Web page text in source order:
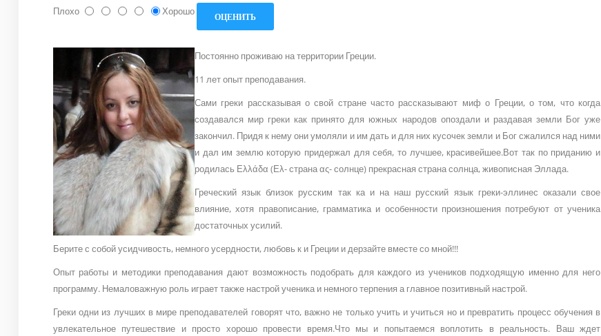
Плохо Хорошо
Постоянно проживаю на территории Греции.
11 лет опыт преподавания.
Сами греки рассказывая о свой стране часто рассказывают миф о Греции, о том, что когда
создавался мир греки как принято для южных народов опоздали и раздавая земли Бог уже
закончил. Придя к нему они умоляли и им дать и для них кусочек земли и Бог сжалился над ними
и дал им землю которую придержал для себя, то лучшее, красивейшее.Вот так по приданию и
родилась Ελλάδα (Ελ- страна ας- солнце) прекрасная страна солнца, живописная Эллада.
Греческий язык близок русским так ка и на наш русский язык греки-эллинес оказали свое
влияние, хотя правописание, грамматика и особенности произношения потребуют от ученика
достаточных усилий.
Берите с собой усидчивость, немного усердности, любовь к и Греции и дерзайте вместе со мной!!!
Опыт работы и методики преподавания дают возможность подобрать для каждого из учеников подходящую именно для него
программу. Немаловажную роль играет также настрой ученика и немного терпения а главное позитивный настрой.
Греки одни из лучших в мире преподавателей говорят что, важно не только учить и учиться но и превратить процесс обучения в
увлекательное путешествие и просто хорошо провести время.Что мы и попытаемся воплотить в реальность. Ваш ждет